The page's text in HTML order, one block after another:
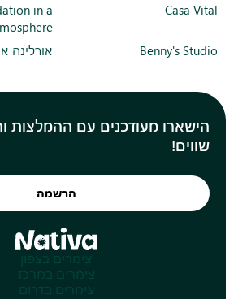
Casa Vital
in a
Benny's Studio
אורלינה
הישארו מעודכנים עם ההמלצות
שווים!
הרשמה
צימרים בצפון
צימרים במרכז
צימרים בדרום